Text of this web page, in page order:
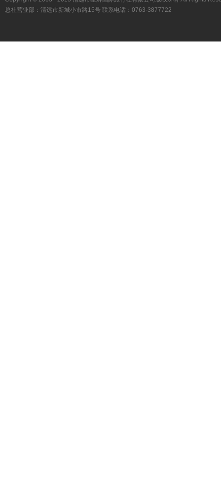
总社营业部：清远市新城小市路15号 联系电话：0763-3877722